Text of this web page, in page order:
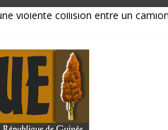
violente collision entre un
un préavis de grève
Guinée avance, ses institutions
libérien découvert à